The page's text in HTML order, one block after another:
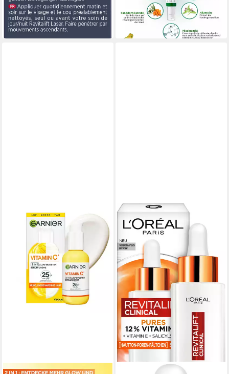
(633,00 €/ 1 l)
in 1-2 Werktagen bei dir
(35,98 €/ 100 ml)
-22%
in 2-3 Werktagen bei dir